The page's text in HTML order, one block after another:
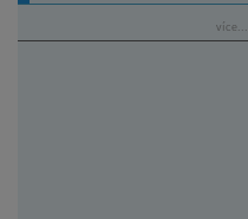
více...